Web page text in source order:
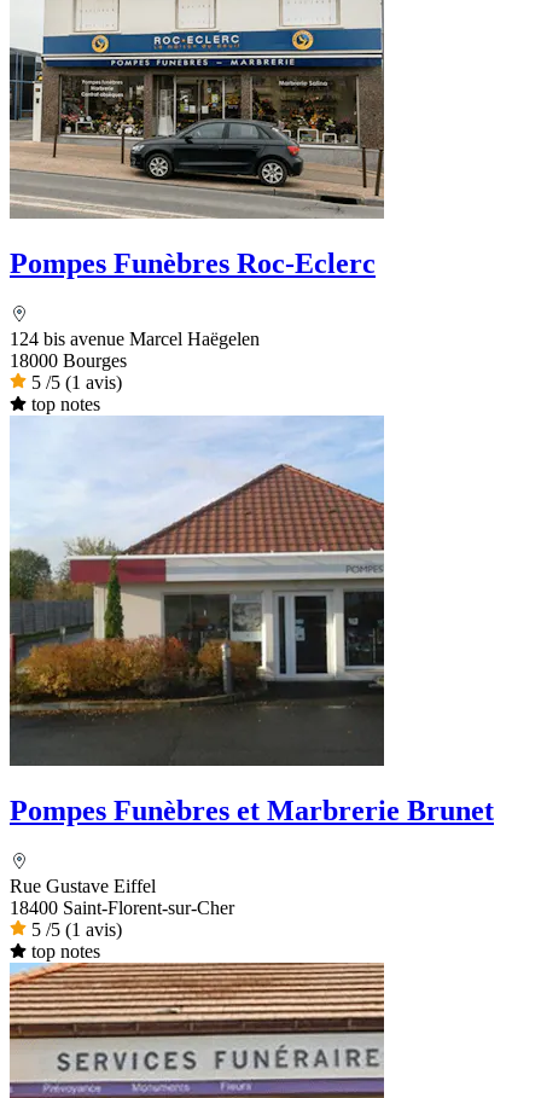
Pompes Funèbres Roc-Eclerc
124 bis avenue Marcel Haëgelen
18000 Bourges
5 /5 (1 avis)
top notes
Pompes Funèbres et Marbrerie Brunet
Rue Gustave Eiffel
18400 Saint-Florent-sur-Cher
5 /5 (1 avis)
top notes